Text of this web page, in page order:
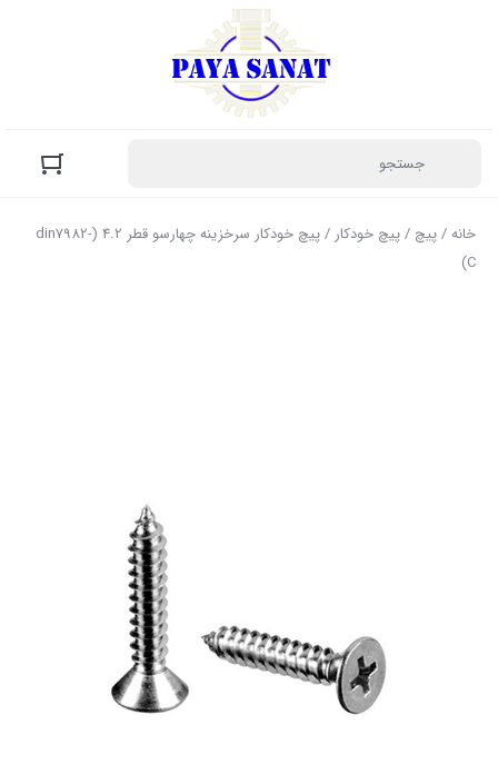
خانه/پیچ /پیچ خودکار
/ پیچ خودکار سرخزینه چهارسو قطر 4.2 (din7982-
C)